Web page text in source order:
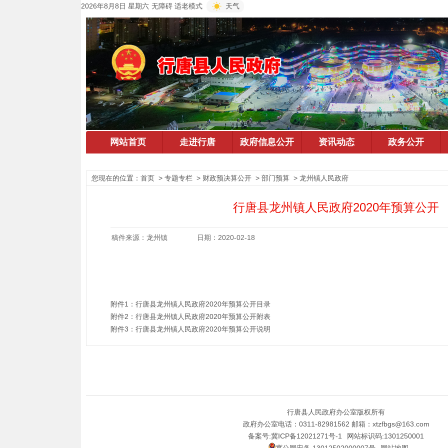
2026年8月8日 星期六 无障碍 适老模式 天气
您现在的位置： 首页 > 专题专栏 > 财政预决算公开 > 部门预算 > 龙州镇人民政府
行唐县龙州镇人民政府2020年预算公开
稿件来源：龙州镇 日期：2020-02-18
附件1： 行唐县龙州镇人民政府2020年预算公开目录
附件2： 行唐县龙州镇人民政府2020年预算公开附表
附件3： 行唐县龙州镇人民政府2020年预算公开说明